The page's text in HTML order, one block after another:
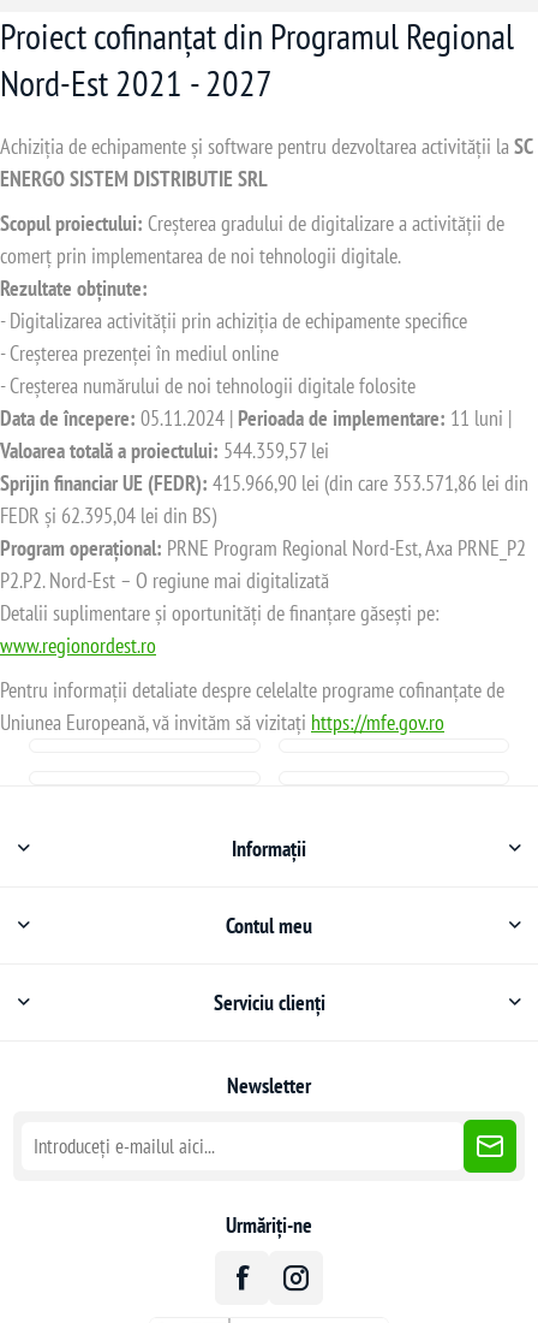
Proiect cofinanțat din Programul Regional
Nord-Est 2021 - 2027
Achiziția de echipamente și software pentru dezvoltarea activității laSC
ENERGO SISTEM DISTRIBUTIE SRL
Scopul proiectului: Creșterea gradului de digitalizare a activității de
comerț prin implementarea de noi tehnologii digitale.
Rezultate obținute:
- Digitalizarea activității prin achiziția de echipamente specifice
- Creșterea prezenței în mediul online
- Creșterea numărului de noi tehnologii digitale folosite
Data de începere: 05.11.2024 | Perioada de implementare: 11 luni |
Valoarea totală a proiectului: 544.359,57 lei
Sprijin financiar UE (FEDR): 415.966,90 lei (din care 353.571,86 lei din
FEDR și 62.395,04 lei din BS)
Program operațional: PRNE Program Regional Nord-Est, Axa PRNE_P2
P2.P2. Nord-Est – O regiune mai digitalizată
Detalii suplimentare și oportunități de finanțare găsești pe:
www.regionordest.ro
Pentru informații detaliate despre celelalte programe cofinanțate de
Uniunea Europeană, vă invităm să vizitați https://mfe.gov.ro
Informații
Contul meu
Serviciu clienți
Newsletter
Urmăriți-ne